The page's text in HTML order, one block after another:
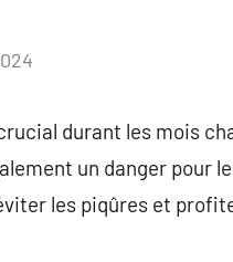
durant les mois
un danger pour
les piqûres et